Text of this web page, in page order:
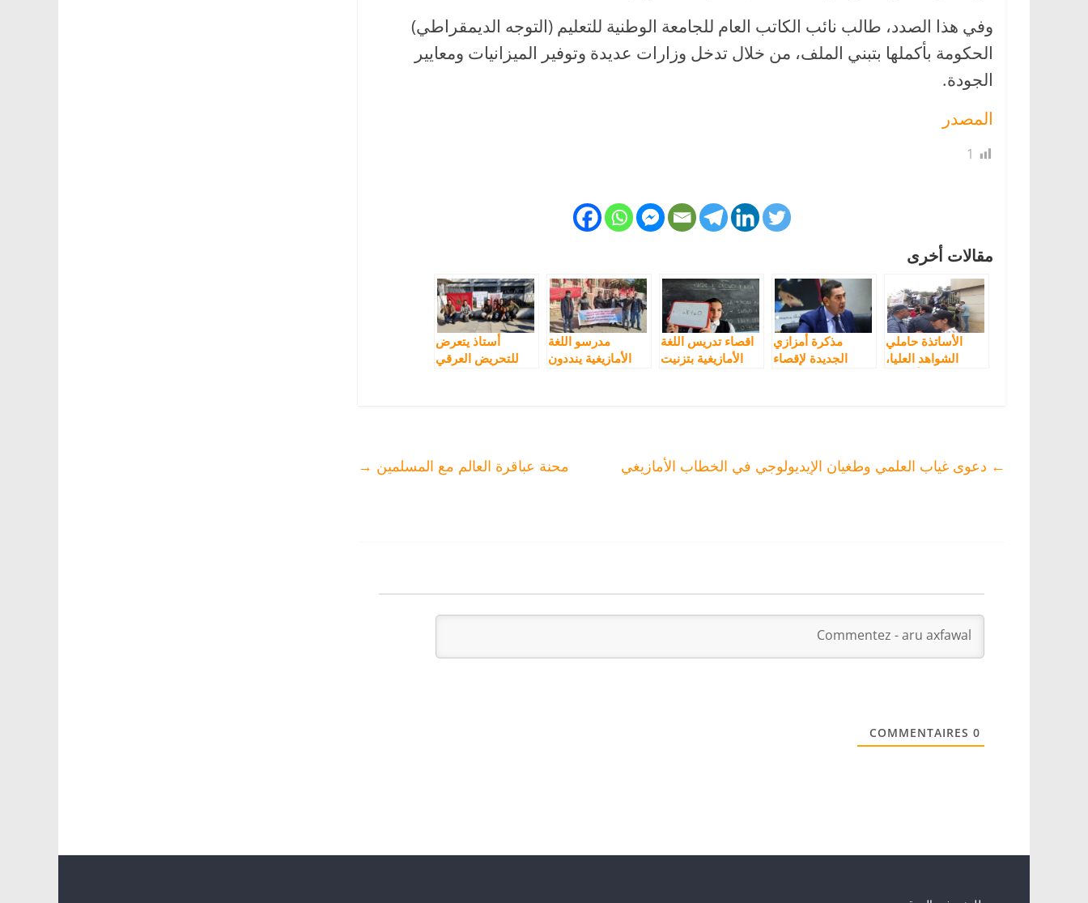
وفي هذا الصدد، طالب نائب الكاتب العام للجامعة الوطنية للتعليم (التوجه الديمقراطي)
الحكومة بأكملها بتبني الملف، من خلال تدخل وزارات عديدة وتوفير الميزانيات ومعايير
الجودة.
المصدر
1
مقالات أخرى
الأساتذة حاملي
الشواهد العليا،
مذكرة أمزازي
الجديدة لإقصاء
اقصاء تدريس اللغة
الأمازيغية بتزنيت
مدرسو اللغة
الأمازيغية ينددون
أستاذ يتعرض
للتحريض العرقي
← دعوى غياب العلمي وطغيان الإيديولوجي في الخطاب الأمازيغي محنة عباقرة العالم مع المسلمين →
0